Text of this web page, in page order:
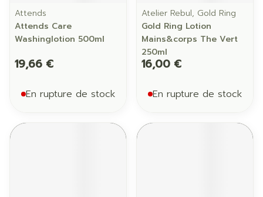
Attends
Attends Care
Washinglotion 500ml
19,66 €
En rupture de stock
Atelier Rebul, Gold Ring
Gold Ring Lotion
Mains&corps The Vert
250ml
16,00 €
En rupture de stock